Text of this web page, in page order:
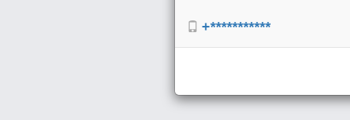
+***********